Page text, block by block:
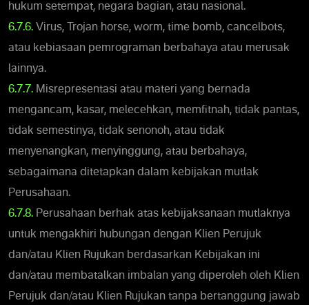
hukum setempat, negara bagian, atau nasional.
6.7.6. Virus, Trojan horse, worm, time bomb, cancelbots,
atau kebiasaan pemrograman berbahaya atau merusak
lainnya.
6.7.7. Misrepresentasi atau materi yang bernada
mengancam, kasar, melecehkan, memfitnah, tidak pantas,
tidak semestinya, tidak senonoh, atau tidak
menyenangkan, menyinggung, atau berbahaya,
sebagaimana ditetapkan dalam kebijakan mutlak
Perusahaan.
6.7.8. Perusahaan berhak atas kebijaksanaan mutlaknya
untuk mengakhiri hubungan dengan Klien Perujuk
dan/atau Klien Rujukan berdasarkan Kebijakan ini
dan/atau membatalkan imbalan yang diperoleh oleh Klien
Perujuk dan/atau Klien Rujukan tanpa bertanggung jawab